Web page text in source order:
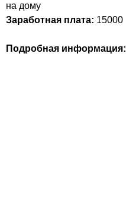
на дому
Заработная плата: 15000
Подробная информация: